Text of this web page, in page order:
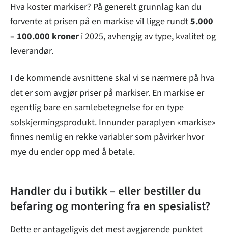
Hva koster markiser? På generelt grunnlag kan du
forvente at prisen på en markise vil ligge rundt5.000
– 100.000 kroner i 2025, avhengig av type, kvalitet og
leverandør.
I de kommende avsnittene skal vi se nærmere på hva
det er som avgjør priser på markiser. En markise er
egentlig bare en samlebetegnelse for en type
solskjermingsprodukt. Innunder paraplyen «markise»
finnes nemlig en rekke variabler som påvirker hvor
mye du ender opp med å betale.
Handler du i butikk – eller bestiller du
befaring og montering fra en spesialist?
Dette er antageligvis det mest avgjørende punktet